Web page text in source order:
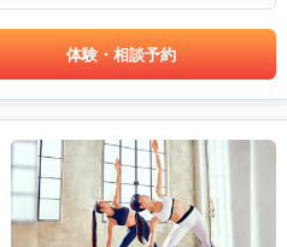
体験・相談予約